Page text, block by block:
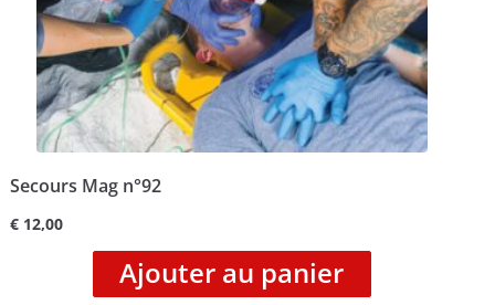
Secours Mag n°92
€12,00
Ajouter au panier